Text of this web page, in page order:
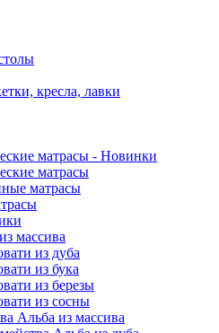
кресла, лавки
матрасы - Новинки
матрасы
матрасы
массива
из дуба
из бука
из березы
из сосны
Альба из массива